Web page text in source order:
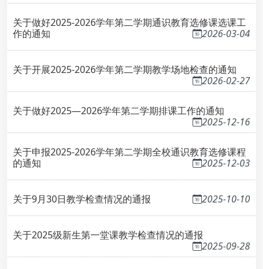
关于做好2025-2026学年第二学期通识教育选修课选课工
作的通知
2026-03-04
关于开展2025-2026学年第二学期教学场地检查的通知
2026-02-27
关于做好2025—2026学年第二学期排课工作的通知
2025-12-16
关于申报2025-2026学年第二学期全校通识教育选修课程
的通知
2025-12-03
关于9月30日教学检查情况的通报 2025-10-10
关于2025级新生第一堂课教学检查情况的通报
2025-09-28